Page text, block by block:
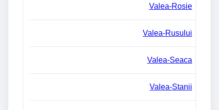
Valea-Rosie
Valea-Rusului
Valea-Seaca
Valea-Stanii